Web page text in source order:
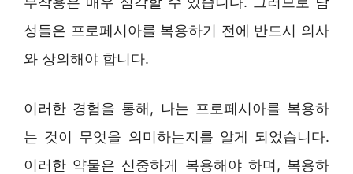
성들은 프로페시아를 복용하기 전에 반드시 의사
와 상의해야 합니다.
이러한 경험을 통해, 나는 프로페시아를 복용하
는 것이 무엇을 의미하는지를 알게 되었습니다.
이러한 약물은 신중하게 복용해야 하며, 복용하